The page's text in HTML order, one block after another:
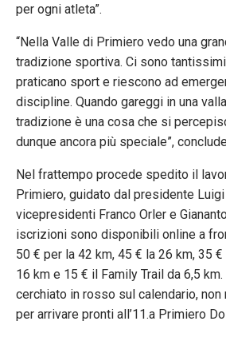
per ogni atleta”.
“Nella Valle di Primiero vedo una
tradizione sportiva. Ci sono
praticano sport e riescono ad
discipline. Quando gareggi in una
tradizione è una cosa che si
dunque ancora più speciale”,
Nel frattempo procede spedito il
Primiero, guidato dal presidente
vicepresidenti Franco Orler e
iscrizioni sono disponibili online a
50 € per la 42 km, 45 € la 26 km, 35
16 km e 15 € il Family Trail da 6,5 km.
cerchiato in rosso sul calendario,
per arrivare pronti all’11.a Primiero